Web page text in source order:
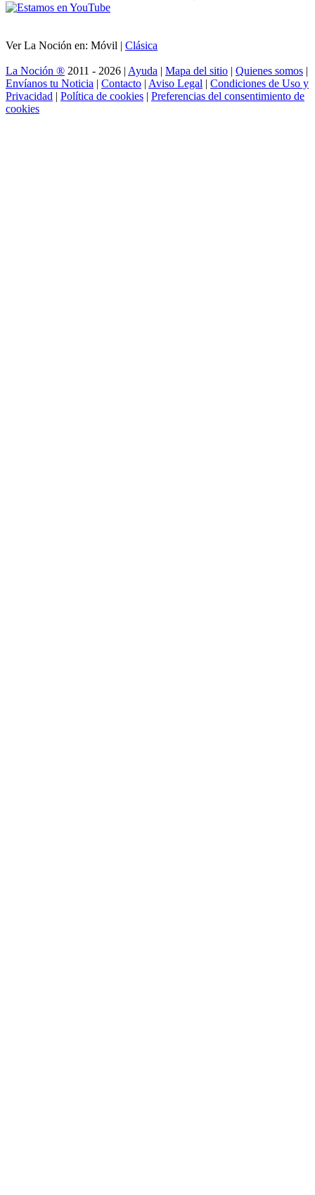
Ver La Noción en: Móvil | Clásica
La Noción ® 2011 - 2026 | Ayuda | Mapa del sitio | Quienes somos |
Envíanos tu Noticia | Contacto | Aviso Legal | Condiciones de Uso y
Privacidad | Política de cookies | Preferencias del consentimiento de
cookies